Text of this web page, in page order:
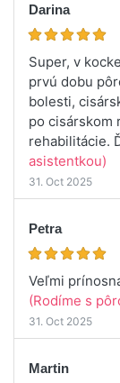
Darina
Super, v
prvú dobu
bolesti,
po cisárskom
rehabilitácie.
asistentkou)
31. Oct 2025
Petra
Veľmi
(Rodíme s
31. Oct 2025
Martin